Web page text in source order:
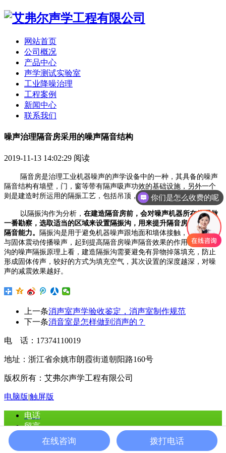
网站首页
公司概况
产品中心
声学测试实验室
工业降噪治理
工程案例
新闻中心
联系我们
噪声治理隔音房采用的噪声隔音结构
2019-11-13 14:02:29 阅读
隔音房是治理工业机器噪声的声学设备中的一种，其具备的噪声
隔音结构有墙壁，门，窗等带有隔声吸声功效的基础设施，另外一个
则是建造时所运用的隔振工艺，包括吊顶，悬浮减震器和隔振沟等。
以隔振沟作为分析， 在建造隔音房前，会对噪声机器所在位置做
一番勘察，选取适当的区域来设置隔振沟，用来提升隔音房对噪声的
隔音能力。
隔振沟是用于避免机器噪声跟地面和墙体接触，引起空气
与固体震动传播噪声，起到提高 隔音房噪声隔音效果的作用。从隔振
沟的噪声隔振原理上看，建造隔振沟需要避免有异物掉落填充，防止
形成固体传声，较好的方式为填充空气，其次设置的深度越深，对噪
声的减震效果越好。
上一条消声室声学验收鉴定，消声室制作规范
下一条消音室是怎样做到消声的？
电 话：17374110019
地址：浙江省余姚市朗霞街道朝阳路160号
版权所有：艾弗尔声学工程有限公司
电脑版|触屏版
电话
留言
你们是怎么收费的呢
在线咨询 拨打电话